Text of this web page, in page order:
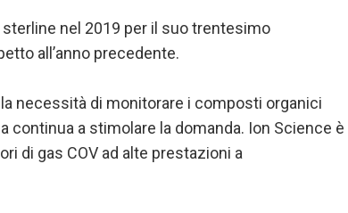
nel 2019 per il suo trentesimo
all’anno precedente.
necessità di monitorare i composti organici
continua a stimolare la domanda. Ion Science è
di gas COV ad alte prestazioni a